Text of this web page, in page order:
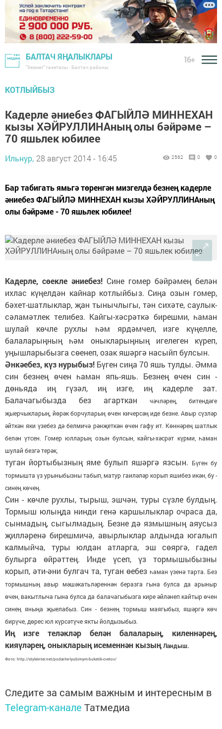
БАЛТАЧ ЯҢАЛЫКЛАРЫ
"Хезмәт" газетасы - Балтач районы
16+
КОТЛЫЙБЫЗ
Кадерле әниебез ФАГЫЙЛӘ МИННЕХАН
кызы ХӘЙРУЛЛИНАның олы бәйрәме –
70 яшьлек юбилее
Ильнур, 28 август 2014 - 16:45 2562 0 0
Бар табигать ямьгә төренгән мизгелдә безнең кадерле
әниебез ФАГЫЙЛӘ МИННЕХАН кызы ХӘЙРУЛЛИНАның
олы бәйрәме - 70 яшьлек юбилее!
Кадерле, сөекле әниебез! Сине гомер бәйрәмең белән
ихлас күңелдән кайнар котлыйбыз. Сиңа озын гомер,
бәхет-шатлыклар, җан тынычлыгы, тән сихәте, саулык-
сәламәтлек телибез. Кайгы-хәсрәткә бирешми, һаман
шулай көчле рухлы һәм ярдәмчел, изге күңелле,
балаларыңның һәм оныкларыңның игелеген күреп,
уңышларыбызга сөенеп, озак яшәргә насыйп булсын.
Әнкәебез, күз нурыбыз! Бүген сиңа 70 яшь тулды. Әмма
син безнең өчен һаман япь-яшь. Безнең өчен син -
дөньяда иң гүзәл, иң изге, иң кадерле зат.
Балачагыбызда без агарткан
чәчләрең, битендәге
җыерчыкларың, йөрәк борчуларың өчен кичерсәң иде безне. Авыр сүзләр
әйткән яки үзебез дә белмичә рәнҗеткән өчен гафу ит. Көннәрең шатлык
белән үтсен. Гомер юлларың озын булсын, кайгы-хәсрәт күрми, һаман
шулай безгә терәк,
туган йортыбызның яме булып яшәргә язсын. Бүген бу
тормышта үз урыныбызны табып, матур гаиләләр корып яшибез икән, бу -
синең көчең.
Син - көчле рухлы, тырыш, эшчән, туры сүзле булдың.
Тормыш юлыңда нинди генә каршылыклар очраса да,
сынмадың, сыгылмадың. Безне дә язмышның аяусыз
җилләренә бирешмичә, авырлыклар алдында югалып
калмыйча, туры юлдан атларга, эш сөяргә, гадел
булырга өйрәттең. Инде үсеп, үз тормышыбызны
корып, әти-әни булгач та, туган өебез һаман үзенә тарта. Без
тормышның авыр мәшәкатьләреннән беразга гына булса да арыныр
өчен, вакытлыча гына булса да балачагыбызга кире әйләнеп кайтыр өчен
синең яныңа җыелабыз. Син - безнең тормыш маягыбыз, яшәргә көч
бирүче, дөрес юл күрсәтүче яктыйолдызыбыз.
Иң изге теләкләр белән балаларың, киленнәрең,
кияүләрең, оныкларың исеменнән кызыңЛандыш.
Фото: http://styleinter.net/podarite-lyubimym-buketik-cvetov/
Следите за самым важным и интересным в
Telegram-канале Татмедиа